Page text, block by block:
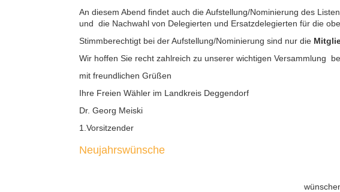
An diesem Abend findet auch die Aufstellung/Nominierung des
und die Nachwahl von Delegierten und Ersatzdelegierten für die
Stimmberechtigt bei der Aufstellung/Nominierung sind nur die
Wir hoffen Sie recht zahlreich zu unserer wichtigen Versammlung
mit freundlichen Grüßen
Ihre Freien Wähler im Landkreis Deggendorf
Dr. Georg Meiski Peter
1.Vorsitzender
Neujahrswünsche